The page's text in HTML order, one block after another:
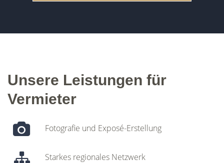
Unsere Leistungen für
Vermieter
Fotografie und Exposé-Erstellung
Starkes regionales Netzwerk